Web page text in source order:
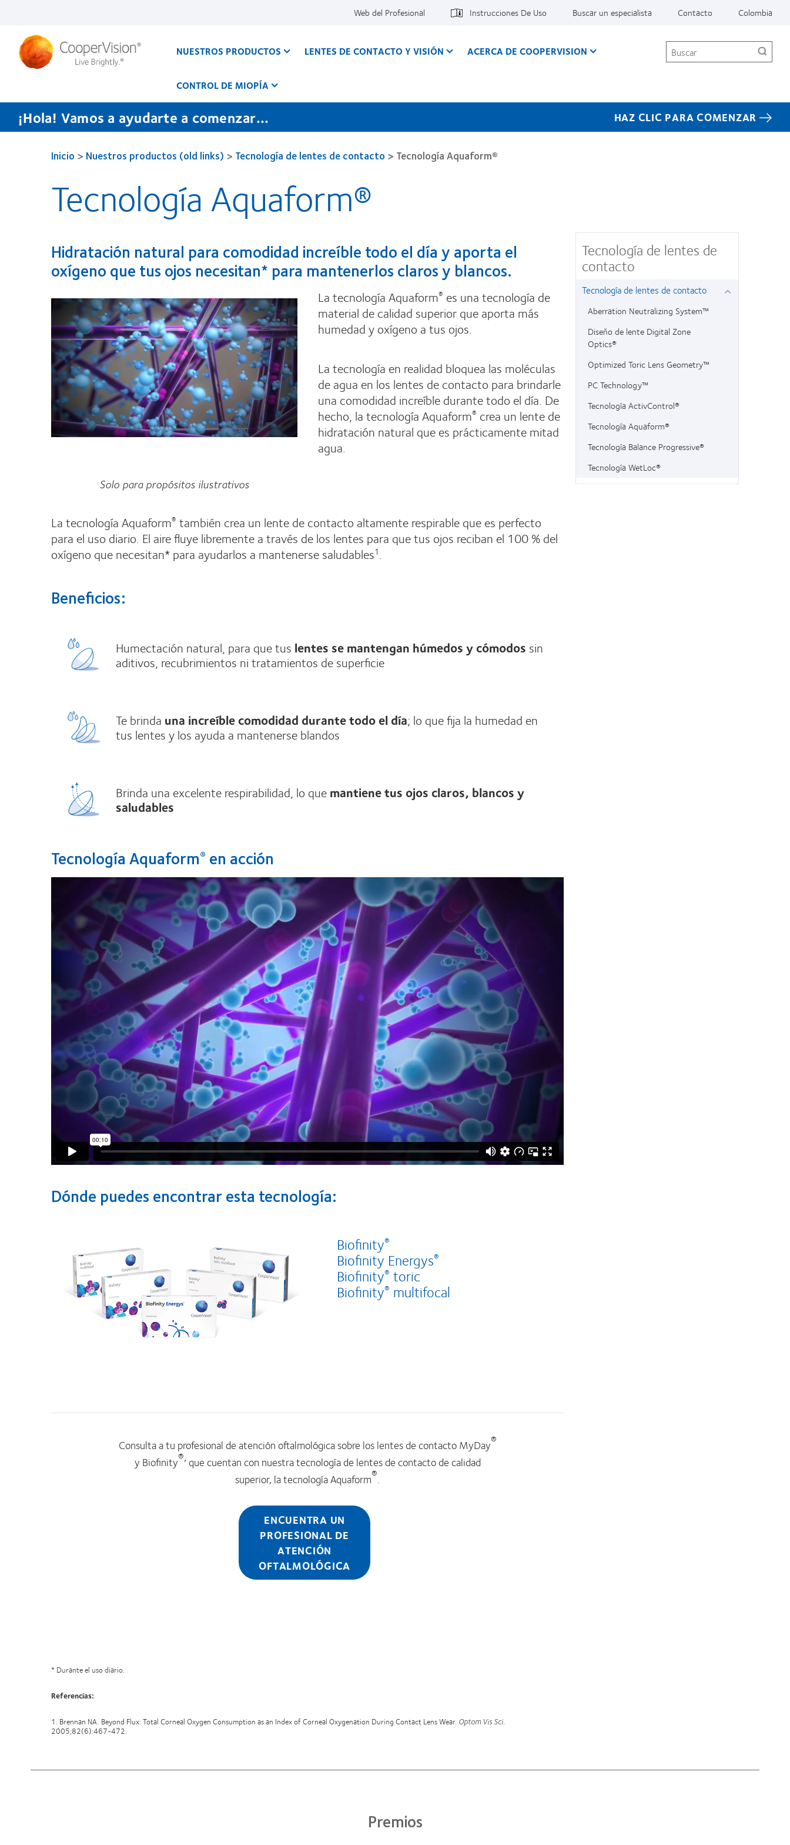
principal
Web del Profesional Instrucciones De Uso Buscar un especialista Contacto Colombia
NUESTROS PRODUCTOS LENTES DE CONTACTO Y VISIÓN ACERCA DE COOPERVISION
CONTROL DE MIOPÍA
Buscar
¡Hola! Vamos a ayudarte a comenzar... HAZ CLIC PARA COMENZAR
Inicio > Nuestros productos (old links) > Tecnología de lentes de contacto > Tecnología Aquaform®
Tecnología Aquaform®
Hidratación natural para comodidad increíble todo el día y aporta el
oxígeno que tus ojos necesitan* para mantenerlos claros y blancos.
Solo para propósitos ilustrativos
La tecnología Aquaform® es una tecnología de
material de calidad superior que aporta más
humedad y oxígeno a tus ojos.
La tecnología en realidad bloquea las moléculas
de agua en los lentes de contacto para brindarle
una comodidad increíble durante todo el día. De
hecho, la tecnología Aquaform® crea un lente de
hidratación natural que es prácticamente mitad
agua.
La tecnología Aquaform® también crea un lente de contacto altamente respirable que es perfecto
para el uso diario. El aire fluye libremente a través de los lentes para que tus ojos reciban el 100 % del
oxígeno que necesitan* para ayudarlos a mantenerse saludables1.
Beneficios:
Humectación natural, para que tus lentes se mantengan húmedos y cómodos sin
aditivos, recubrimientos ni tratamientos de superficie
Te brinda una increíble comodidad durante todo el día; lo que fija la humedad en
tus lentes y los ayuda a mantenerse blandos
Brinda una excelente respirabilidad, lo quemantiene tus ojos claros, blancos y
saludables
Tecnología Aquaform® en acción
Dónde puedes encontrar esta tecnología:
Biofinity®
Biofinity Energys®
Biofinity® toric
Biofinity® multifocal
Consulta a tu profesional de atención oftalmológica sobre los lentes de contacto MyDay®
y Biofinity®,que cuentan con nuestra tecnología de lentes de contacto de calidad
superior, la tecnología Aquaform®.
ENCUENTRA UN
PROFESIONAL DE
ATENCIÓN
OFTALMOLÓGICA
* Durante el uso diario.
Referencias:
1. Brennan NA. Beyond Flux: Total Corneal Oxygen Consumption as an Index of Corneal Oxygenation During Contact Lens Wear. Optom Vis Sci.
2005;82(6):467-472.
Tecnología de lentes de
contacto
Tecnología de lentes de contacto
Aberration Neutralizing System™
Diseño de lente Digital Zone
Optics®
Optimized Toric Lens Geometry™
PC Technology™
Tecnología ActivControl®
Tecnología Aquaform®
Tecnología Balance Progressive®
Tecnología WetLoc®
Premios